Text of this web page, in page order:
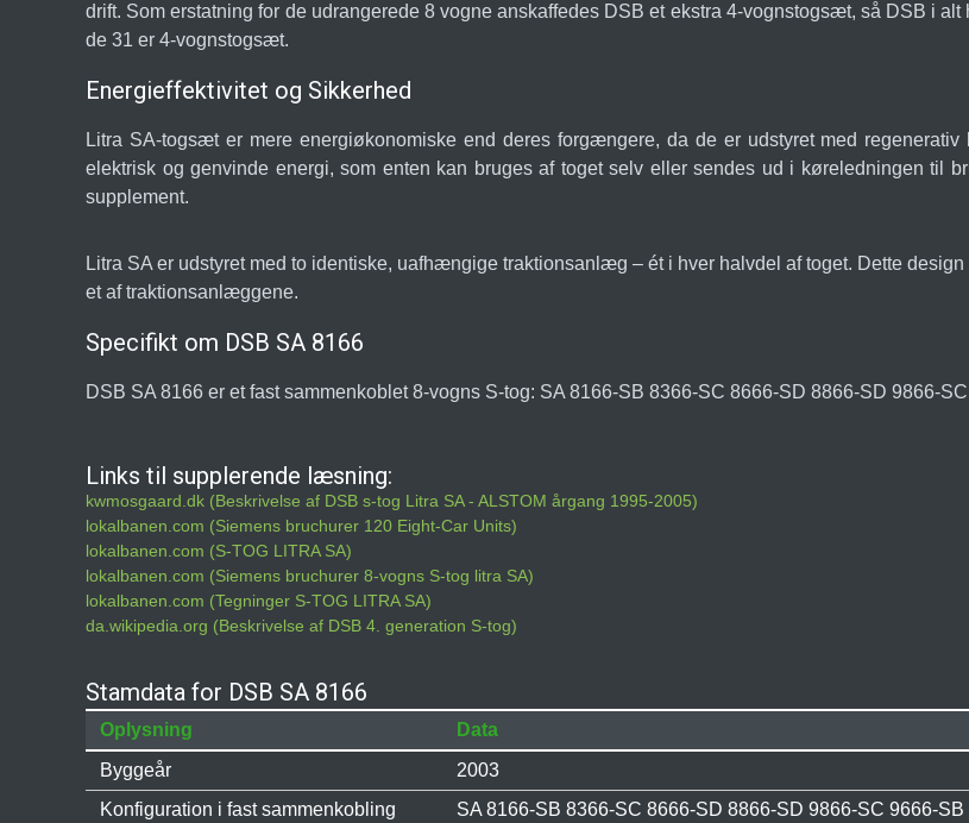
drift. Som erstatning for de udrangerede 8 vogne anskaffedes DSB et ekstra 4-vognstogsæt, så DSB i
de 31 er 4-vognstogsæt.
Energieffektivitet og Sikkerhed
Litra SA-togsæt er mere energiøkonomiske end deres forgængere, da de er udstyret med
elektrisk og genvinde energi, som enten kan bruges af toget selv eller sendes ud i køreledningen til
supplement.
Litra SA er udstyret med to identiske, uafhængige traktionsanlæg – ét i hver halvdel af toget. Dette
et af traktionsanlæggene.
Specifikt om DSB SA 8166
DSB SA 8166 er et fast sammenkoblet 8-vogns S-tog: SA 8166-SB 8366-SC 8666-SD 8866-SD 9866-
Links til supplerende læsning:
kwmosgaard.dk (Beskrivelse af DSB s-tog Litra SA - ALSTOM årgang 1995-2005)
lokalbanen.com (Siemens bruchurer 120 Eight-Car Units)
lokalbanen.com (S-TOG LITRA SA)
lokalbanen.com (Siemens bruchurer 8-vogns S-tog litra SA)
lokalbanen.com (Tegninger S-TOG LITRA SA)
da.wikipedia.org (Beskrivelse af DSB 4. generation S-tog)
Stamdata for DSB SA 8166
Oplysning
Data
Byggeår
2003
Konfiguration i fast sammenkobling
SA 8166-SB 8366-SC 8666-SD 8866-SD 9866-SC 9666-